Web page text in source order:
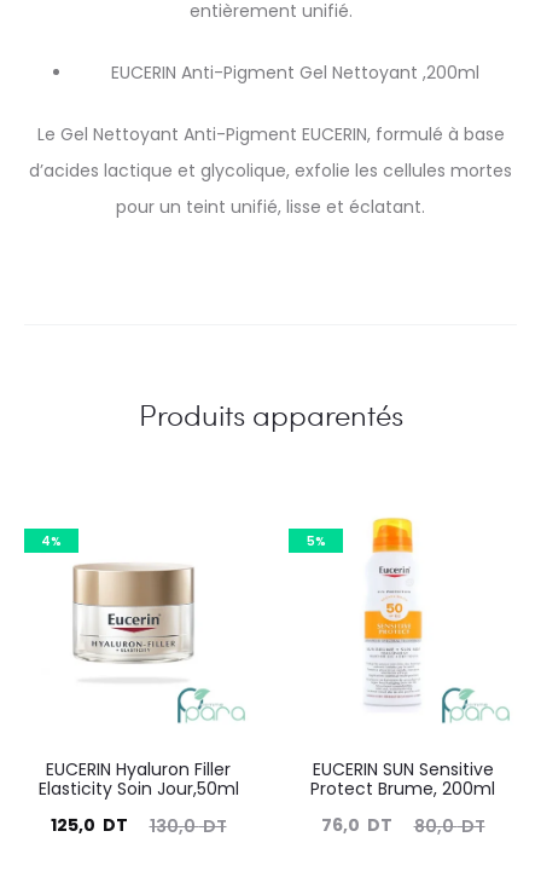
entièrement unifié.
EUCERIN Anti-Pigment Gel Nettoyant ,200ml
Le Gel Nettoyant Anti-Pigment EUCERIN, formulé à base
d’acides lactique et glycolique, exfolie les cellules mortes
pour un teint unifié, lisse et éclatant.
Produits apparentés
4%
EUCERIN Hyaluron Filler
Elasticity Soin Jour,50ml
130,0DT
Le
125,0 DT
Le
5%
EUCERIN SUN Sensitive
Protect Brume, 200ml
80,0DT
Le
76,0 DT